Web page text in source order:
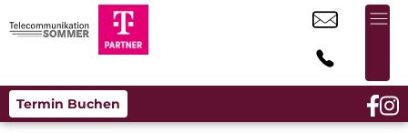
Termin Buchen